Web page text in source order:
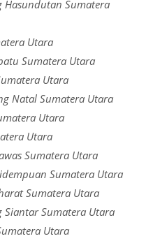
Hasundutan Sumatera
Utara
Sumatera Utara
Utara
Natal Sumatera Utara
Utara
Utara
Sumatera Utara
Sumatera Utara
Sumatera Utara
Siantar Sumatera Utara
Utara